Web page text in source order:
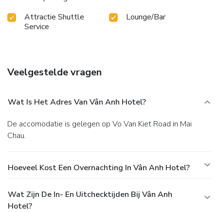
Attractie Shuttle
Service
Lounge/Bar
Veelgestelde vragen
Wat Is Het Adres Van Vân Anh Hotel?
De accomodatie is gelegen op Vo Van Kiet Road in Mai
Chau.
Hoeveel Kost Een Overnachting In Vân Anh Hotel?
Wat Zijn De In- En Uitchecktijden Bij Vân Anh
Hotel?